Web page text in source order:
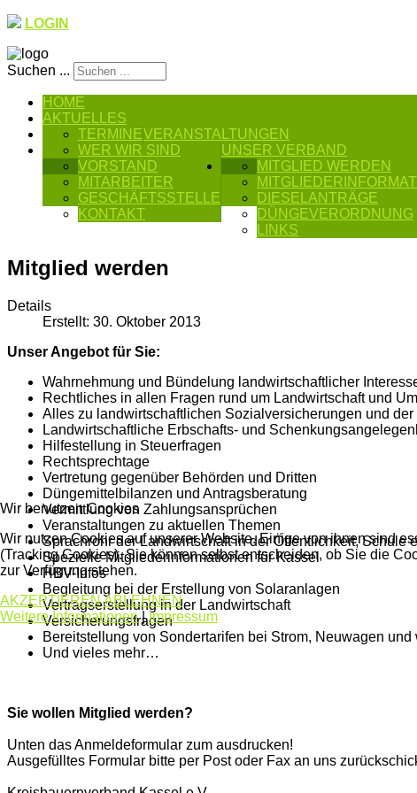
LOGIN
Suchen ...
HOME
AKTUELLES
VERANSTALTUNGEN
TERMINE
UNSER VERBAND
WER WIR SIND
VORSTAND
MITARBEITER
GESCHÄFTSSTELLE
KONTAKT
MITGLIED WERDEN
DIESELANTRÄGE
DÜNGEVERORDNUNG
LINKS
Mitglied werden
Details
Erstellt: 30. Oktober 2013
Unser Angebot für Sie:
Wahrnehmung und Bündelung landwirtschaftlicher
Rechtliches in allen Fragen rund um Landwirtschaft und
Alles zu landwirtschaftlichen Sozialversicherungen und
Landwirtschaftliche Erbschafts- und
Hilfestellung in Steuerfragen
Rechtsprechtage
Vertretung gegenüber Behörden und Dritten
Düngemittelbilanzen und Antragsberatung
Vermittlung von Zahlungsansprüchen
Veranstaltungen zu aktuellen Themen
Sprachrohr der Landwirtschaft in der Öffentlichkeit, Schule
Spezielle Mitgliederinformationen für Kassel
HBV-Infos
Begleitung bei der Erstellung von Solaranlagen
Vertragserstellung in der Landwirtschaft
Versicherungsfragen
Bereitstellung von Sondertarifen bei Strom, Neuwagen und
Und vieles mehr…
Sie wollen Mitglied werden?
Unten das Anmeldeformular zum ausdrucken!
Ausgefülltes Formular bitte per Post oder Fax an uns
Wir benutzen Cookies
Wir nutzen Cookies auf unserer Website. Einige von ihnen sind
(Tracking Cookies). Sie können selbst entscheiden, ob Sie die
zur Verfügung stehen.
AKZEPTIERENABLEHNEN
Weitere Informationen|Impressum